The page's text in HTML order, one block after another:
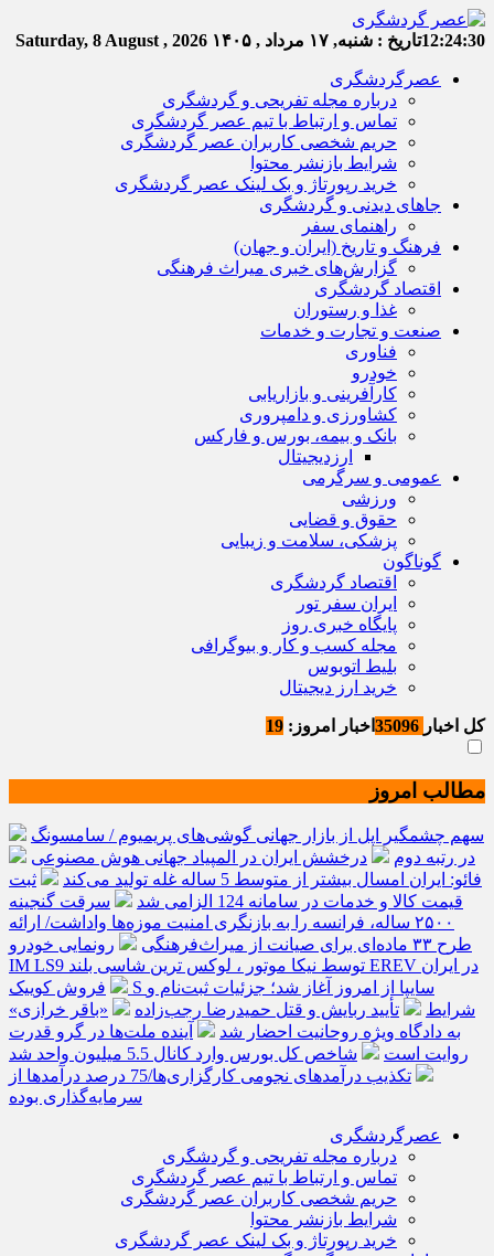
12:24:31تاریخ : شنبه, ۱۷ مرداد , ۱۴۰۵ Saturday, 8 August , 2026
عصرگردشگری
درباره مجله تفریحی و گردشگری
تماس و ارتباط با تیم عصر گردشگری
حریم شخصی کاربران عصر گردشگری
شرایط بازنشر محتوا
خرید رپورتاژ و بک لینک عصر گردشگری
جاهای دیدنی و گردشگری
راهنمای سفر
فرهنگ و تاریخ (ایران و جهان)
گزارش‌های خبری میراث فرهنگی
اقتصاد گردشگری
غذا و رستوران
صنعت و تجارت و خدمات
فناوری
خودرو
کارآفرینی و بازاریابی
کشاورزی و دامپروری
بانک و بیمه، بورس و فارکس
ارزدیجیتال
عمومی و سرگرمی
ورزشی
حقوق و قضایی
پزشکی، سلامت و زیبایی
گوناگون
اقتصاد گردشگری
ایران سفر تور
پایگاه خبری روز
مجله کسب و کار و بیوگرافی
بلیط اتوبوس
خرید ارز دیجیتال
کل اخبار اخبار امروز: 19
مطالب امروز
سهم چشمگیر اپل از بازار جهانی گوشی‌های پریمیوم / سامسونگ
در رتبه دوم
درخشش ایران در المپیاد جهانی هوش مصنوعی
فائو: ایران امسال بیشتر از متوسط 5 ساله غله تولید می‌کند
ثبت
قیمت کالا و خدمات در سامانه 124 الزامی شد
سرقت گنجینه
۲۵۰۰ ساله، فرانسه را به بازنگری امنیت موزه‌ها واداشت/ ارائه
طرح ۳۳ ماده‌ای برای صیانت از میراث‌فرهنگی
رونمایی خودرو
IM LS9 توسط نیکا موتور ، لوکس ترین شاسی بلند EREV در ایران
فروش کوییک S سایپا از امروز آغاز شد؛ جزئیات ثبت‌نام و
شرایط
تأیید ربایش و قتل حمیدرضا رجب‌زاده
«باقر خرازی»
به دادگاه ویژه روحانیت احضار شد
آینده ملت‌ها در گرو قدرت
روایت است
شاخص کل بورس وارد کانال 5.5 میلیون واحد شد
تکذیب درآمدهای نجومی کارگزاری‌ها/75 درصد درآمدها از
سرمایه‌گذاری بوده
عصرگردشگری
درباره مجله تفریحی و گردشگری
تماس و ارتباط با تیم عصر گردشگری
حریم شخصی کاربران عصر گردشگری
شرایط بازنشر محتوا
خرید رپورتاژ و بک لینک عصر گردشگری